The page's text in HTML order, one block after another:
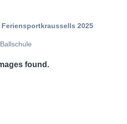
2025
Ballschule
found.